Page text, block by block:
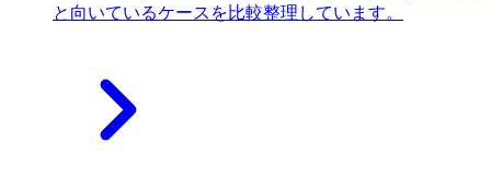
と向いているケースを比較整理しています。